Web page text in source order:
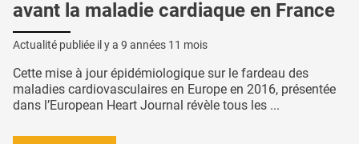
avant la maladie cardiaque en France
Actualité publiée il y a 9 années 11 mois
Cette mise à jour épidémiologique sur le fardeau des
maladies cardiovasculaires en Europe en 2016, présentée
dans l’European Heart Journal révèle tous les ...